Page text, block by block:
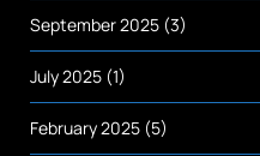
September 2025 (3)
July 2025 (1)
February 2025 (5)